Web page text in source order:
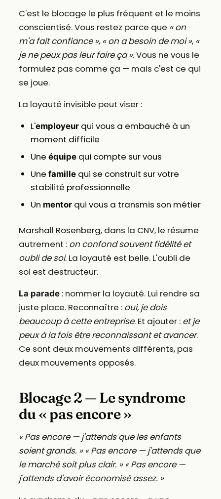
C'est le blocage le plus fréquent et le moins
conscientisé. Vous restez parce que « on
m'a fait confiance », « on a besoin de moi », «
je ne peux pas leur faire ça ». Vous ne vous le
formulez pas comme ça — mais c'est ce qui
se joue.
La loyauté invisible peut viser :
L'employeurqui vous a embauché à un
moment difficile
Une équipequi compte sur vous
Une famillequi se construit sur votre
stabilité professionnelle
Un mentorqui vous a transmis son métier
Marshall Rosenberg, dans la CNV, le résume
autrement : on confond souvent fidélité et
oubli de soi. La loyauté est belle. L'oubli de
soi est destructeur.
La parade: nommer la loyauté. Lui rendre sa
juste place. Reconnaître : oui, je dois
beaucoup à cette entreprise. Et ajouter : et je
peux à la fois être reconnaissant et avancer.
Ce sont deux mouvements différents, pas
deux mouvements opposés.
Blocage 2 — Le syndrome
du « pas encore »
« Pas encore — j'attends que les enfants
soient grands. » « Pas encore — j'attends que
le marché soit plus clair. » « Pas encore —
j'attends d'avoir économisé assez. »